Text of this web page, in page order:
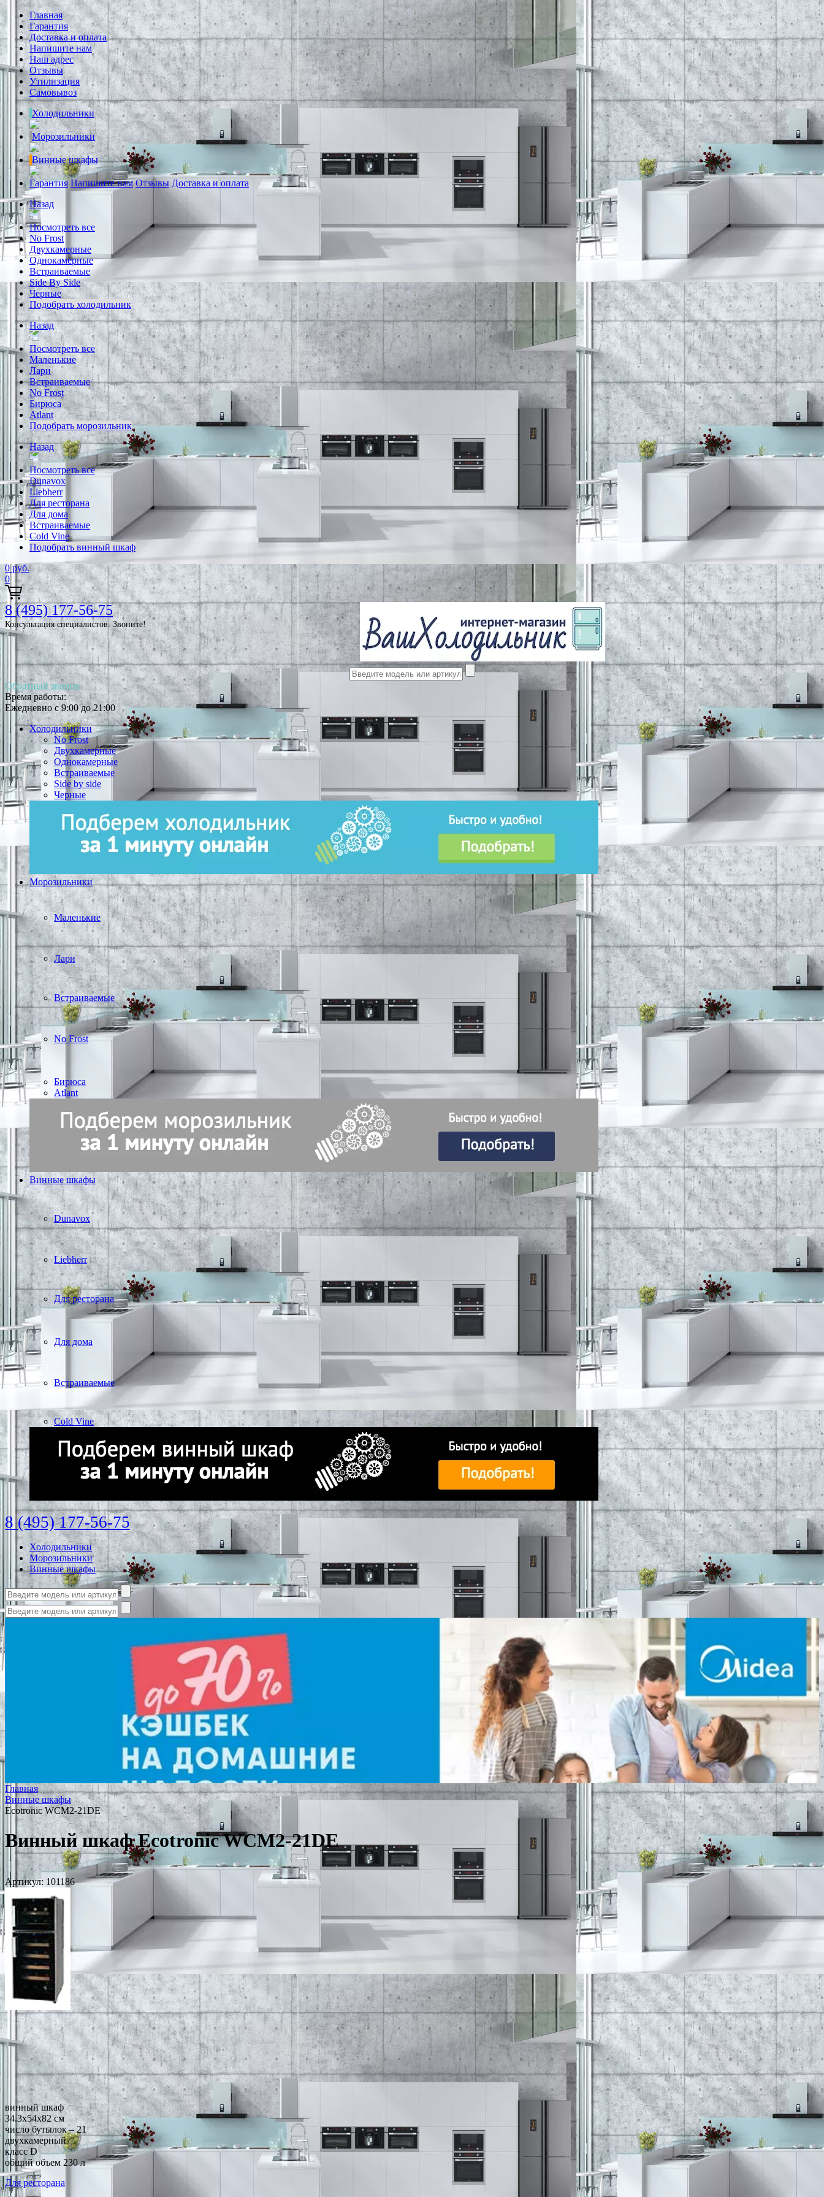
Главная
Гарантия
Доставка и оплата
Напишите нам
Наш адрес
Отзывы
Утилизация
Самовывоз
Холодильники
Морозильники
Винные шкафы
Гарантия Напишите нам Отзывы Доставка и оплата
Назад
Посмотреть все
No Frost
Двухкамерные
Однокамерные
Встраиваемые
Side By Side
Черные
Подобрать холодильник
Назад
Посмотреть все
Маленькие
Лари
Встраиваемые
No Frost
Бирюса
Atlant
Подобрать морозильник
Назад
Посмотреть все
Dunavox
Liebherr
Для ресторана
Для дома
Встраиваемые
Cold Vine
Подобрать винный шкаф
0 руб.
0
8 (495) 177-56-75
Консультация специалистов. Звоните!
Обратный звонок
Время работы:
Ежедневно с 9:00 до 21:00
Холодильники
No Frost
Двухкамерные
Однокамерные
Встраиваемые
Side by side
Черные
Морозильники
Маленькие
Лари
Встраиваемые
No Frost
Бирюса
Atlant
Винные шкафы
Dunavox
Liebherr
Для ресторана
Для дома
Встраиваемые
Cold Vine
8 (495) 177-56-75
Холодильники
Морозильники
Винные шкафы
Главная
Винные шкафы
Ecotronic WCM2-21DE
Винный шкаф Ecotronic WCM2-21DE
Артикул: 101186
винный шкаф
34.3x54x82 см
число бутылок – 21
двухкамерный
класс D
общий объем 230 л
Для ресторана